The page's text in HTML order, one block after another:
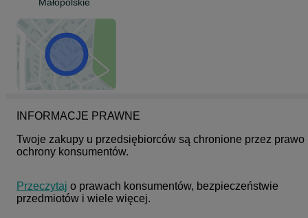
INFORMACJE PRAWNE
Twoje zakupy u przedsiębiorców są chronione przez prawo
ochrony konsumentów.
Przeczytaj o prawach konsumentów, bezpieczeństwie
przedmiotów i wiele więcej.